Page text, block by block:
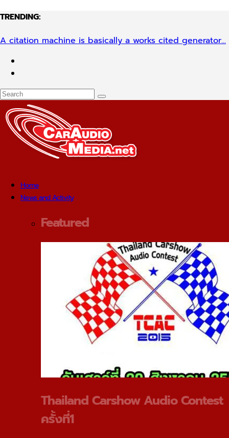
TRENDING:
A citation machine is basically a works cited generator...
Home
News and Activity
Featured
Thailand Carshow Audio Contest
ครั้งที่1